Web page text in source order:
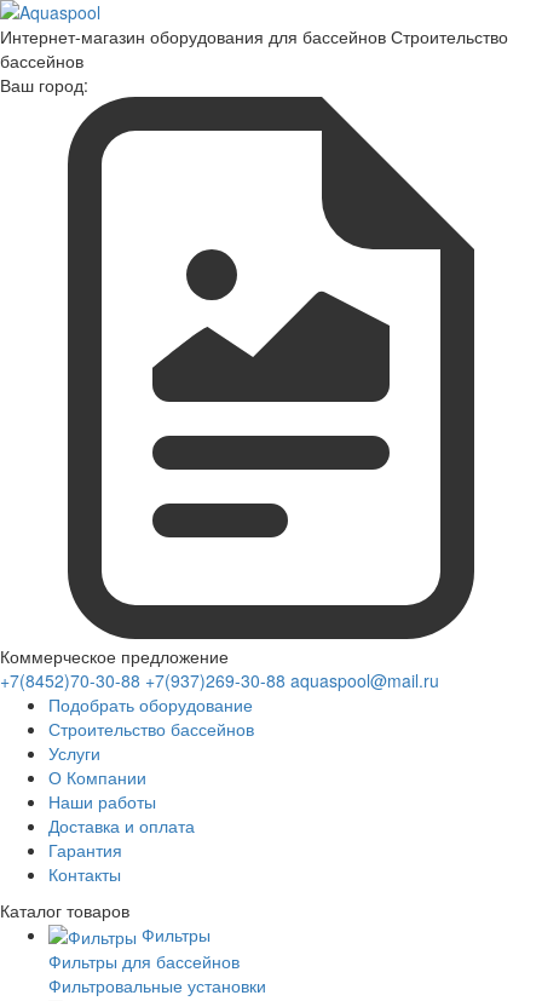
Интернет-магазин оборудования для бассейнов Строительство
бассейнов
Ваш город:
Коммерческое предложение
+7(8452)70-30-88 +7(937)269-30-88 aquaspool@mail.ru
Подобрать оборудование
Строительство бассейнов
Услуги
О Компании
Наши работы
Доставка и оплата
Гарантия
Контакты
Каталог товаров
Фильтры
Фильтры для бассейнов
Фильтровальные установки